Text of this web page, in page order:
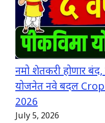
नमो शेतकरी होणार
योजनेत नवे बदल
2026
July 5, 2026